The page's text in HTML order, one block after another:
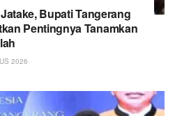
Bupati Tangerang
Pentingnya Tanamkan
2026